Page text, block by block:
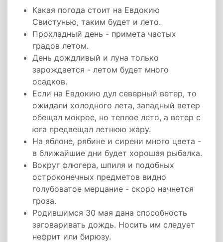
Какая погода стоит на Евдокию
Свистунью, таким будет и лето.
Прохладный день - примета частых
градов летом.
День дождливый и луна только
зарождается - летом будет много
осадков.
Если на Евдокию дул северный ветер, то
ожидали холодного лета, западный ветер
обещал мокрое, но теплое лето, а ветер с
юга предвещал летнюю жару.
На яблоне, рябине и сирени много цвета -
в ближайшие дни будет хорошая рыбалка.
Вокруг флюгера, шпиля и подобных
остроконечных предметов видно
голубоватое мерцание - скоро начнется
гроза.
Родившимся 30 мая дана способность
заговаривать дождь. Носить им следует
нефрит или бирюзу.